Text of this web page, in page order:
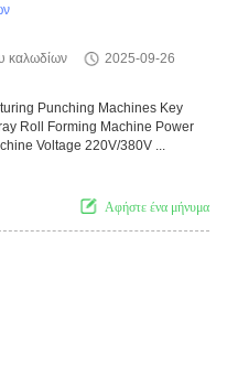
καλωδίων
2025-09-26
Punching Machines Key
Roll Forming Machine Power
Voltage 220V/380V ...
Αφήστε ένα μήνυμα